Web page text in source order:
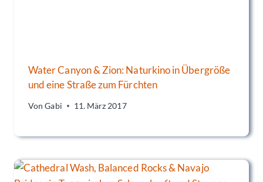
Water Canyon & Zion: Naturkino in Übergröße
und eine Straße zum Fürchten
Von Gabi 11. März 2017